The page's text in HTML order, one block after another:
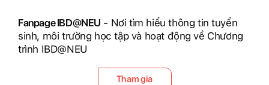
Fanpage IBD@NEU - Nơi tìm hiểu thông tin tuyển
sinh, môi trường học tập và hoạt động về Chương
trình IBD@NEU
Tham gia